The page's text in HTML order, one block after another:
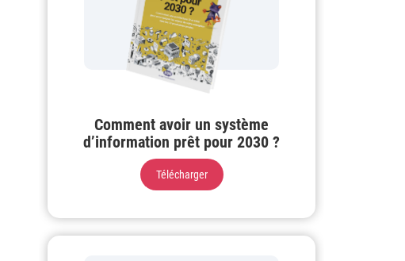
Comment avoir un système
d’information prêt pour 2030 ?
Télécharger